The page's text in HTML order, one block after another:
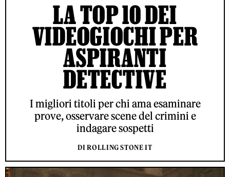
LA TOP 10 DEI
VIDEOGIOCHI PER
ASPIRANTI
DETECTIVE
I migliori titoli per chi ama esaminare
prove, osservare scene del crimini e
indagare sospetti
DI ROLLING STONE IT